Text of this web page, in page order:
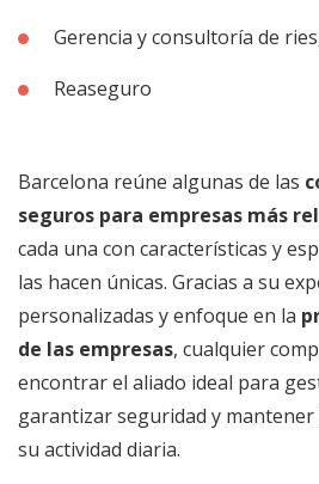
Gerencia y consultoría de
Reaseguro
Barcelona reúne algunas de las
seguros para empresas más
cada una con características y
las hacen únicas. Gracias a su
personalizadas y enfoque en la
de las empresas, cualquier
encontrar el aliado ideal para
garantizar seguridad y
su actividad diaria.